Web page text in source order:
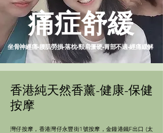
痛症舒緩
坐骨神經痛-腰肌勞損-落枕-頸肩僵硬-胃部不適-經痛緩解
香港純天然香薰-健康-保健
按摩
灣仔按摩，香港灣仔永豐街1號按摩，金鐘港鐵F出口 (太